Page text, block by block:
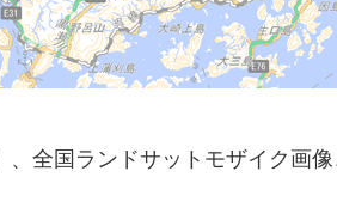
全国ランドサットモザイク画